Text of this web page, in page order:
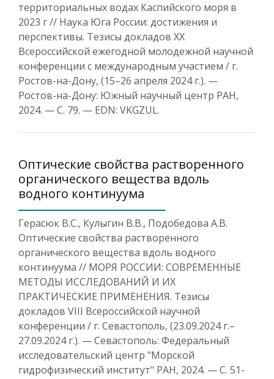
территориальных водах Каспийского моря в
2023 г // Наука Юга России: достижения и
перспективы. Тезисы докладов XX
Всероссийской ежегодной молодежной научной
конференции с международным участием / г.
Ростов-на-Дону, (15–26 апреля 2024 г.). —
Ростов-на-Дону: Южный научный центр РАН,
2024. — С. 79. — EDN: VKGZUL.
Оптические свойства растворенного
органического вещества вдоль
водного континуума
Герасюк В.С., Кулыгин В.В., Подобедова А.В.
Оптические свойства растворенного
органического вещества вдоль водного
континуума // МОРЯ РОССИИ: СОВРЕМЕННЫЕ
МЕТОДЫ ИССЛЕДОВАНИЙ И ИХ
ПРАКТИЧЕСКИЕ ПРИМЕНЕНИЯ. Тезисы
докладов VIII Всероссийской научной
конференции / г. Севастополь, (23.09.2024 г.–
27.09.2024 г.). — Севастополь: Федеральный
исследовательский центр "Морской
гидрофизический институт" РАН, 2024. — С. 51-